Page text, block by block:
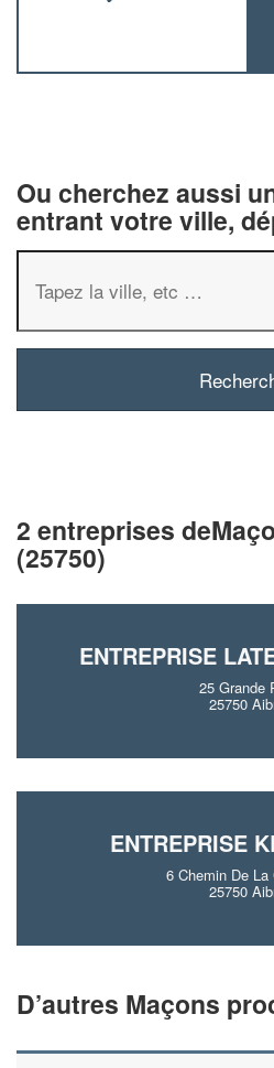
Ou cherchez aussi
entrant votre ville,
2 entreprises
(25750)
ENTREPRISE
25 Grande
25750
ENTREPRISE
6 Chemin De La
25750
D’autres Maçons
nouveaux
En